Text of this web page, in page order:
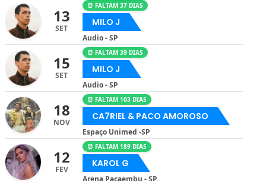
13
SET
⏰ FALTAM 37 DIAS
MILO J
Audio - SP
15
SET
⏰ FALTAM 39 DIAS
MILO J
Audio - SP
18
NOV
⏰ FALTAM 103 DIAS
CA7RIEL & PACO AMOROSO
Espaço Unimed -SP
12
FEV
⏰ FALTAM 189 DIAS
KAROL G
Arena Pacaembu - SP